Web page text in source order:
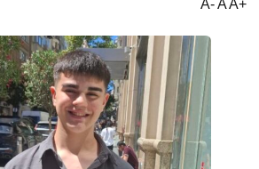
A- A A+